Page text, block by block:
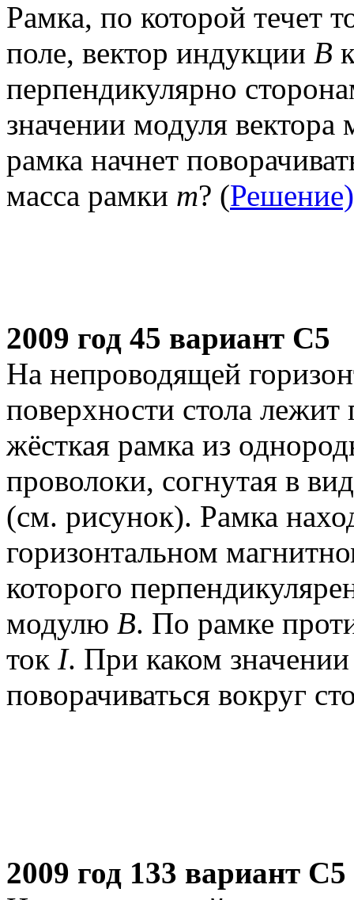
Рамка, по которой течет
поле, вектор индукции В
перпендикулярно
значении модуля
рамка начнет
масса рамки m? (Решение)
2009 год 45 вариант С5
На непроводящей
поверхности стола
жёсткая рамка из
проволоки, согнутая в
(см. рисунок). Рамка
горизонтальном
которого
модулю В. По рамке
ток I. При каком
поворачиваться вокруг
2009 год 133 вариант С5